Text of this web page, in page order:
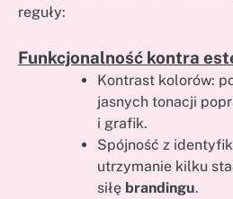
reguły:
Funkcjonalność kontra
Kontrast kolorów:
jasnych tonacji
i grafik.
Spójność z
utrzymanie kilku
siłę brandingu.